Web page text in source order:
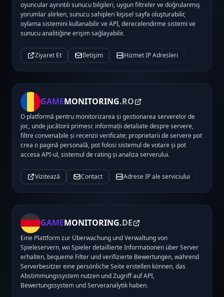
oyuncular ayrıntılı sunucu bilgileri, uygun filtreler ve doğrulanmış
yorumlar alırken, sunucu sahipleri kişisel sayfa oluşturabilir,
oylama sistemini kullanabilir ve API, derecelendirme sistemi ve
sunucu analitiğine erişim sağlayabilir.
Ziyaret Et İletişim Hizmet IP Adresleri
GAMEMONITORING.RO
O platformă pentru monitorizarea și gestionarea serverelor de
joc, unde jucătorii primesc informații detaliate despre servere,
filtre convenabile și recenzii verificate; proprietarii de servere pot
crea o pagină personală, pot folosi sistemul de votare și pot
accesa API-ul, sistemul de rating și analiza serverului.
Vizitează Contact Adrese IP ale serviciului
GAMEMONITORING.DE
Eine Plattform zur Überwachung und Verwaltung von
Spieleservern, wo Spieler detaillierte Informationen über Server
erhalten, bequeme Filter und verifizierte Bewertungen, während
Serverbesitzer eine persönliche Seite erstellen können, das
Abstimmungssystem nutzen und Zugriff auf API,
Bewertungssystem und Serveranalytik haben.